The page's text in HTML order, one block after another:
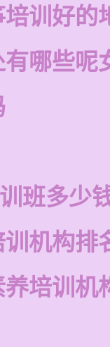
训好的
哪些呢
班多少
机构排
培训机